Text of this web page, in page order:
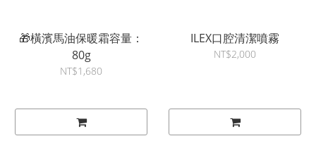
🎁橫濱馬油保暖霜容量：
80g
NT$1,680
ILEX口腔清潔噴霧
NT$2,000